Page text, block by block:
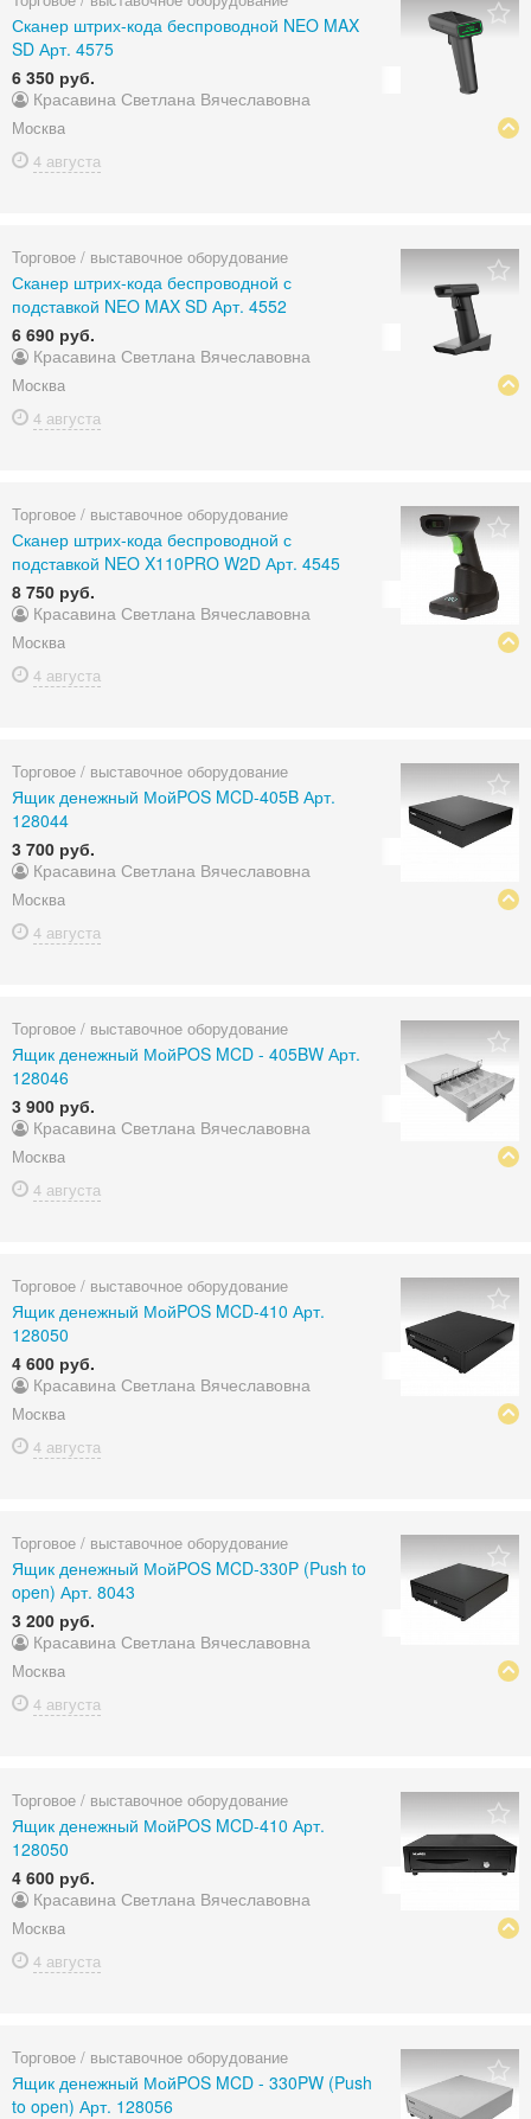
Сканер штрих-кода беспроводной NEO MAX
SD Арт. 4575
6 350 руб.
Красавина Светлана Вячеславовна
Москва
4 августа
Торговое / выставочное оборудование
Сканер штрих-кода беспроводной с
подставкой NEO MAX SD Арт. 4552
6 690 руб.
Красавина Светлана Вячеславовна
Москва
4 августа
Торговое / выставочное оборудование
Сканер штрих-кода беспроводной с
подставкой NEO X110PRO W2D Арт. 4545
8 750 руб.
Красавина Светлана Вячеславовна
Москва
4 августа
Торговое / выставочное оборудование
Ящик денежный МойPOS MCD-405B Арт.
128044
3 700 руб.
Красавина Светлана Вячеславовна
Москва
4 августа
Торговое / выставочное оборудование
Ящик денежный МойPOS MCD - 405BW Арт.
128046
3 900 руб.
Красавина Светлана Вячеславовна
Москва
4 августа
Торговое / выставочное оборудование
Ящик денежный МойPOS MCD-410 Арт.
128050
4 600 руб.
Красавина Светлана Вячеславовна
Москва
4 августа
Торговое / выставочное оборудование
Ящик денежный МойPOS MCD-330P (Push to
open) Арт. 8043
3 200 руб.
Красавина Светлана Вячеславовна
Москва
4 августа
Торговое / выставочное оборудование
Ящик денежный МойPOS MCD-410 Арт.
128050
4 600 руб.
Красавина Светлана Вячеславовна
Москва
4 августа
Торговое / выставочное оборудование
Ящик денежный МойPOS MCD - 330PW (Push
to open) Арт. 128056